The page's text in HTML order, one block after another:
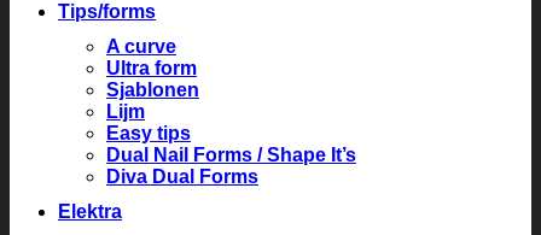
Tips/forms
A curve
Ultra form
Sjablonen
Lijm
Easy tips
Dual Nail Forms / Shape It’s
Diva Dual Forms
Elektra